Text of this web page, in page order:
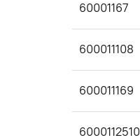
60001167
600011108
600011169
6000112510